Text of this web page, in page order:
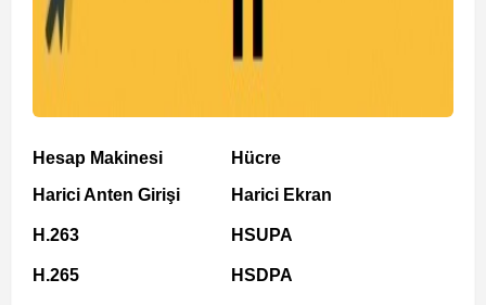
Hesap Makinesi
Harici Anten Girişi
H.263
H.265
Hücre
Harici Ekran
HSUPA
HSDPA